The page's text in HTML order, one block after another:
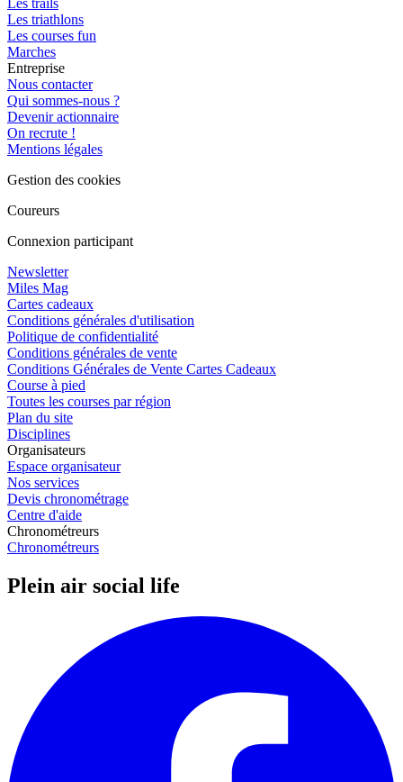
Les trails
Les triathlons
Les courses fun
Marches
Entreprise
Nous contacter
Qui sommes-nous ?
Devenir actionnaire
On recrute !
Mentions légales
Gestion des cookies
Coureurs
Connexion participant
Newsletter
Miles Mag
Cartes cadeaux
Conditions générales d'utilisation
Politique de confidentialité
Conditions générales de vente
Conditions Générales de Vente Cartes Cadeaux
Course à pied
Toutes les courses par région
Plan du site
Disciplines
Organisateurs
Espace organisateur
Nos services
Devis chronométrage
Centre d'aide
Chronométreurs
Chronométreurs
Plein air social life